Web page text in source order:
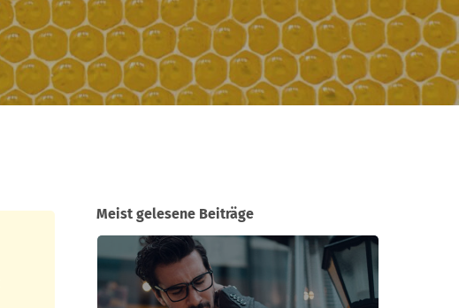
Meist gelesene Beiträge